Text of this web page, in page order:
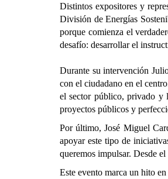
Distintos expositores y
División de Energías
porque comienza el
desafío: desarrollar el
Durante su intervención
con el ciudadano en el
el sector público, privado y
proyectos públicos y
Por último, José Miguel
apoyar este tipo de
queremos impulsar. Desde
Este evento marca un hito